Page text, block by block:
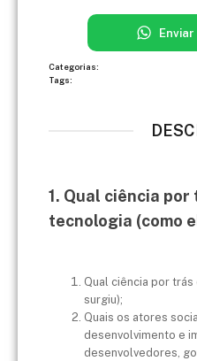
Categorias:
Tags:
1. Qual ciência por
tecnologia (como
Qual ciência por
surgiu);
Quais os atores
desenvolvimento e
desenvolvedores,